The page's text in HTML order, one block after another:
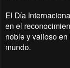
El Día
en el
noble y valioso
mundo.